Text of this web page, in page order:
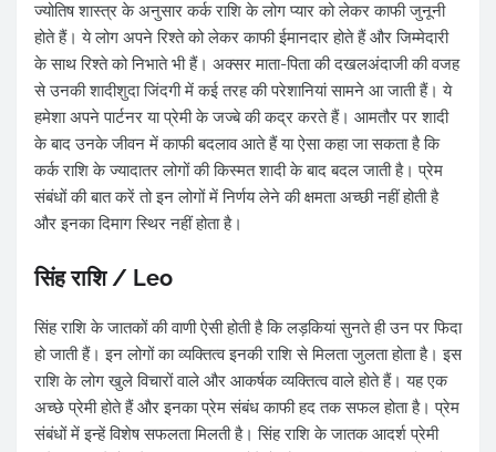
ज्योतिष शास्त्र के अनुसार कर्क राशि के लोग प्यार को लेकर काफी जुनूनी
होते हैं। ये लोग अपने रिश्ते को लेकर काफी ईमानदार होते हैं और जिम्मेदारी
के साथ रिश्ते को निभाते भी हैं। अक्सर माता-पिता की दखलअंदाजी की वजह
से उनकी शादीशुदा जिंदगी में कई तरह की परेशानियां सामने आ जाती हैं। ये
हमेशा अपने पार्टनर या प्रेमी के जज्बे की कद्र करते हैं। आमतौर पर शादी
के बाद उनके जीवन में काफी बदलाव आते हैं या ऐसा कहा जा सकता है कि
कर्क राशि के ज्यादातर लोगों की किस्मत शादी के बाद बदल जाती है। प्रेम
संबंधों की बात करें तो इन लोगों में निर्णय लेने की क्षमता अच्छी नहीं होती है
और इनका दिमाग स्थिर नहीं होता है।
सिंह राशि / Leo
सिंह राशि के जातकों की वाणी ऐसी होती है कि लड़कियां सुनते ही उन पर फिदा
हो जाती हैं। इन लोगों का व्यक्तित्व इनकी राशि से मिलता जुलता होता है। इस
राशि के लोग खुले विचारों वाले और आकर्षक व्यक्तित्व वाले होते हैं। यह एक
अच्छे प्रेमी होते हैं और इनका प्रेम संबंध काफी हद तक सफल होता है। प्रेम
संबंधों में इन्हें विशेष सफलता मिलती है। सिंह राशि के जातक आदर्श प्रेमी